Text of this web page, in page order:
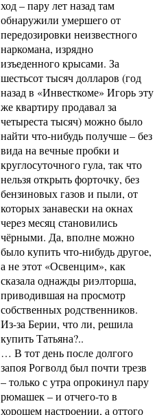
ход – пару лет назад там
обнаружили умершего от
передозировки неизвестного
наркомана, изрядно
изъеденного крысами. За
шестьсот тысяч долларов (год
назад в «Инвесткоме» Игорь эту
же квартиру продавал за
четыреста тысяч) можно было
найти что-нибудь получше – без
вида на вечные пробки и
круглосуточного гула, так что
нельзя открыть форточку, без
бензиновых газов и пыли, от
которых занавески на окнах
через месяц становились
чёрными. Да, вполне можно
было купить что-нибудь другое,
а не этот «Освенцим», как
сказала однажды риэлторша,
приводившая на просмотр
собственных родственников.
Из-за Берии, что ли, решила
купить Татьяна?..
… В тот день после долгого
запоя Рогволд был почти трезв
– только с утра опрокинул пару
рюмашек – и отчего-то в
хорошем настроении, а оттого